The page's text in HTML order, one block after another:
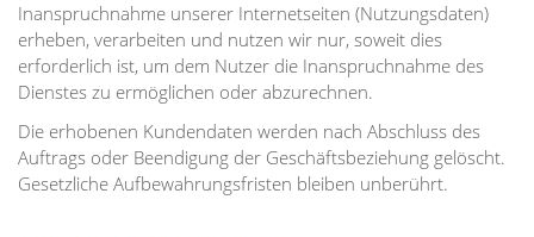
Inanspruchnahme unserer Internetseiten (Nutzungsdaten)
erheben, verarbeiten und nutzen wir nur, soweit dies
erforderlich ist, um dem Nutzer die Inanspruchnahme des
Dienstes zu ermöglichen oder abzurechnen.
Die erhobenen Kundendaten werden nach Abschluss des
Auftrags oder Beendigung der Geschäftsbeziehung gelöscht.
Gesetzliche Aufbewahrungsfristen bleiben unberührt.